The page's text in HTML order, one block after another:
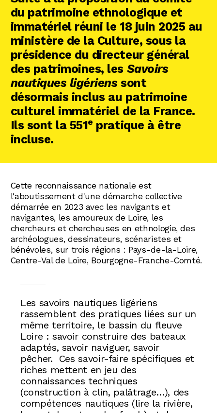
du patrimoine ethnologique et
immatériel réuni le 18 juin 2025 au
ministère de la Culture, sous la
présidence du directeur général
des patrimoines, les Savoirs
nautiques ligérienssont
désormais inclus au patrimoine
culturel immatériel de la France.
Ils sont la 551epratique à être
incluse.
Cette reconnaissance nationale est
l'aboutissement d'une démarche collective
démarrée en 2023 avec les navigants et
navigantes, les amoureux de Loire, les
chercheurs et chercheuses en ethnologie, des
archéologues, dessinateurs, scénaristes et
bénévoles, sur trois régions : Pays-de-la-Loire,
Centre-Val de Loire, Bourgogne-Franche-Comté.
Les savoirs nautiques ligériens
rassemblent des pratiques liées sur un
même territoire, le bassin du fleuve
Loire : savoir construire des bateaux
adaptés, savoir naviguer, savoir
pêcher. Ces savoir-faire spécifiques et
riches mettent en jeu des
connaissances techniques
(construction à clin, palâtrage…), des
compétences nautiques (lire la rivière,